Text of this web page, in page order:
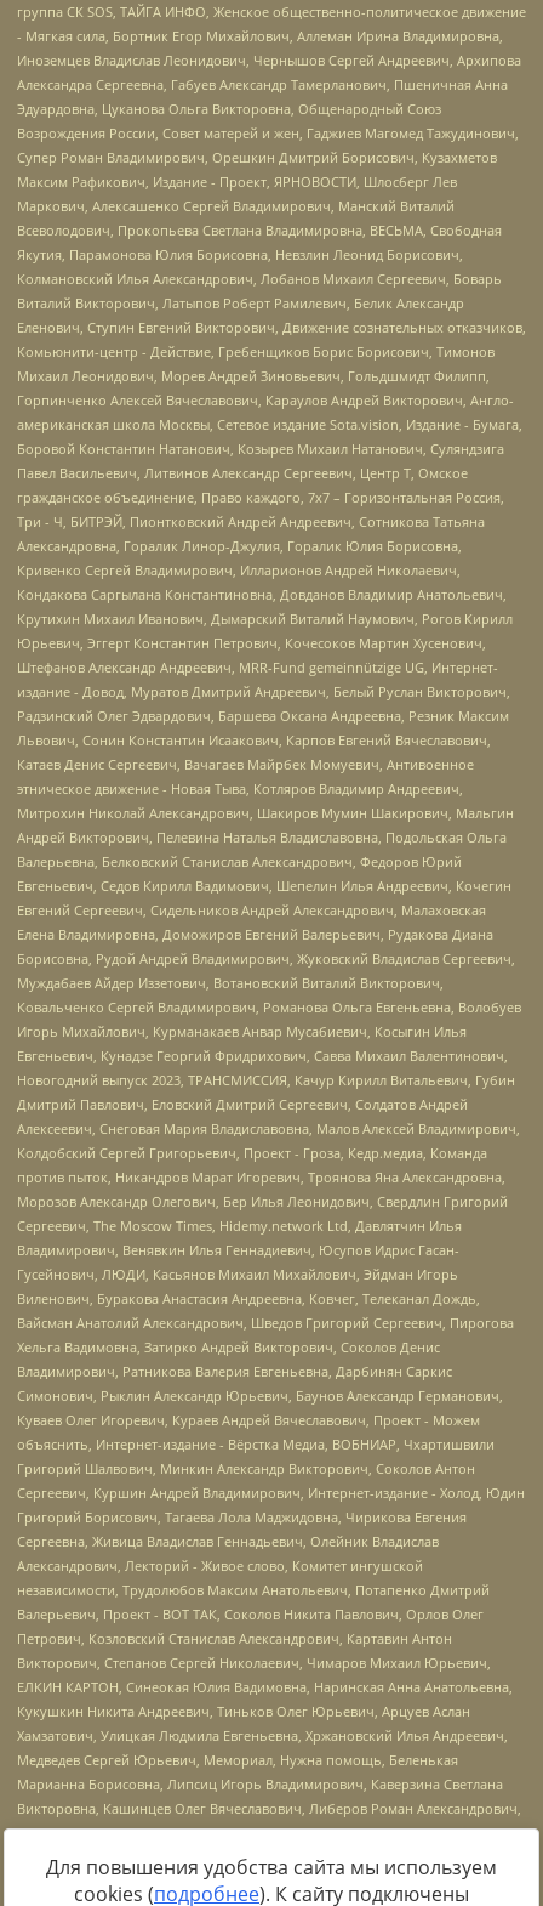
Для повышения удобства сайта мы используем
cookies (подробнее). К сайту подключены